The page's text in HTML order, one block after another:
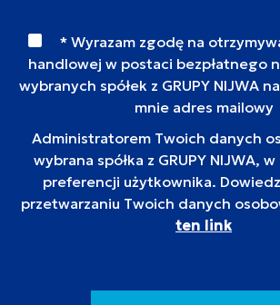
* Wyrazam zgodę na
handlowej w postaci bezpłatnego
wybranych spółek z GRUPY NIJWA
mnie adres mailowy
Administratorem Twoich danych
wybrana spółka z GRUPY NIJWA,
preferencji użytkownika.
przetwarzaniu Twoich danych
ten link